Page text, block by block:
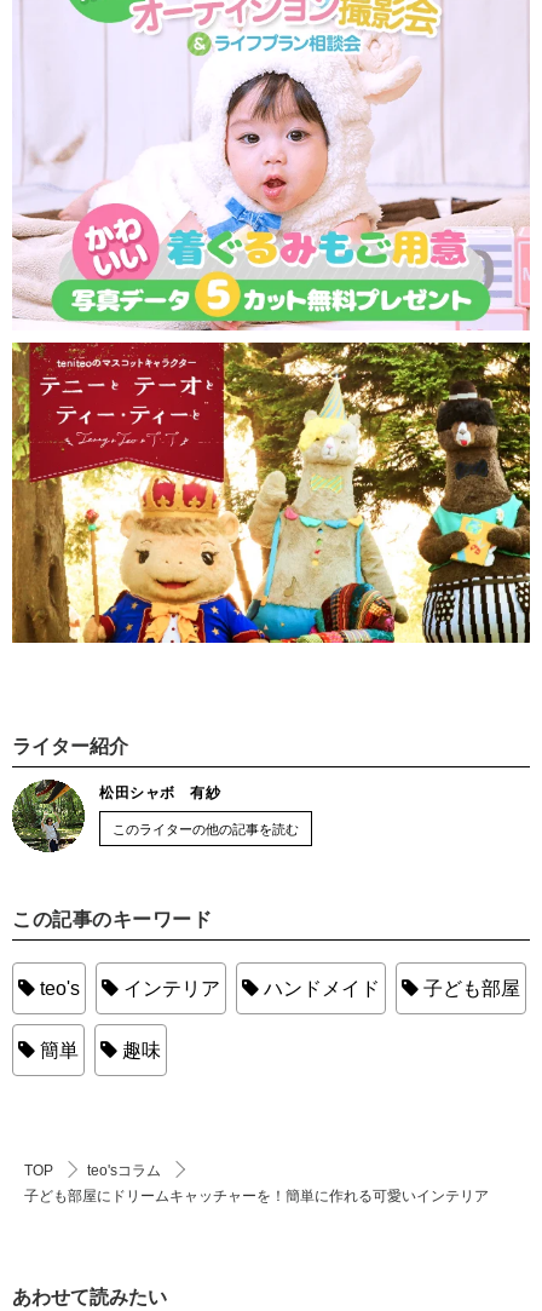
ライター紹介
松田シャボ 有紗
このライターの他の記事を読む
この記事のキーワード
teo's インテリア ハンドメイド 子ども部屋
簡単 趣味
TOP
teo'sコラム
子ども部屋にドリームキャッチャーを！簡単に作れる可愛いインテリア
あわせて読みたい